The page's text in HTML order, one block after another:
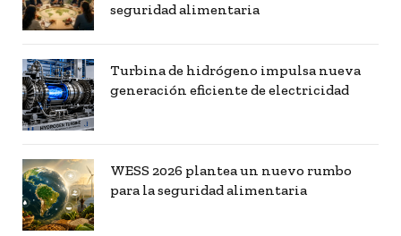
seguridad alimentaria
Turbina de hidrógeno impulsa nueva
generación eficiente de electricidad
WESS 2026 plantea un nuevo rumbo
para la seguridad alimentaria